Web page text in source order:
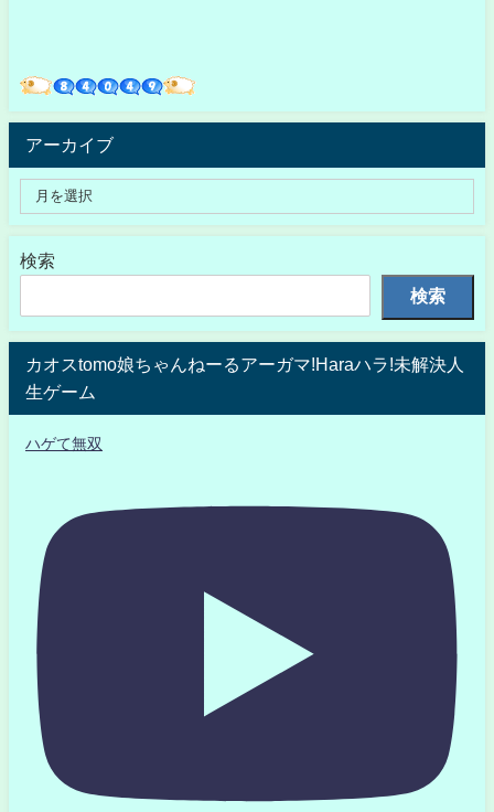
アーカイブ
検索
検索
カオスtomo娘ちゃんねーるアーガマ!Haraハラ!未解決人
生ゲーム
ハゲて無双